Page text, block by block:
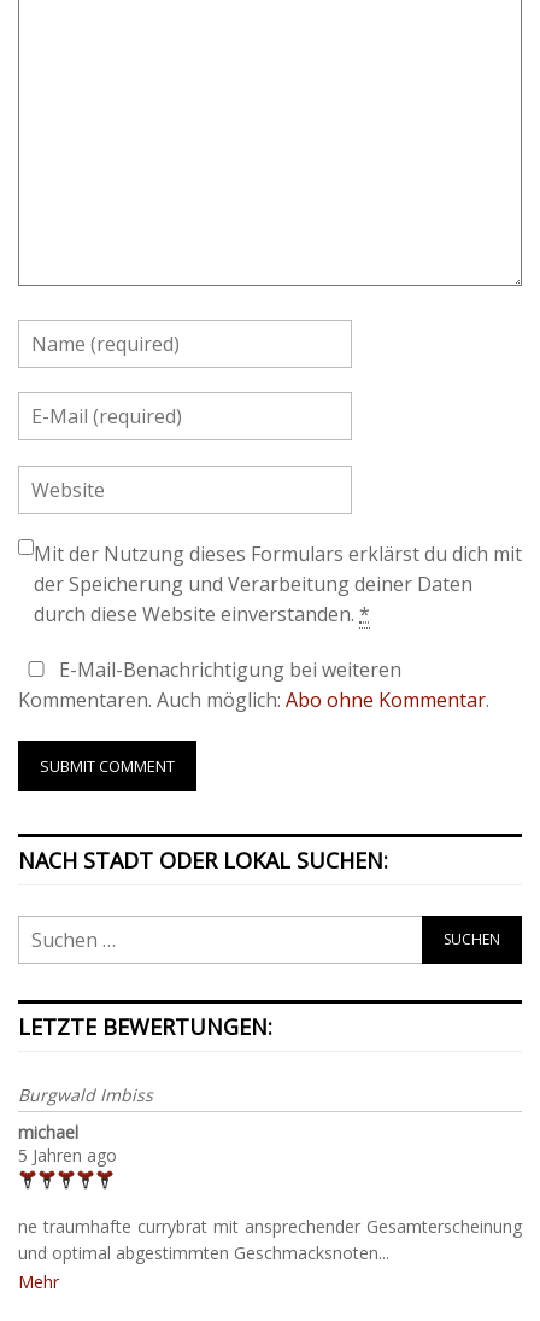
Mit der Nutzung dieses Formulars erklärst du dich mit
der Speicherung und Verarbeitung deiner Daten
durch diese Website einverstanden. *
E-Mail-Benachrichtigung bei weiteren
Kommentaren. Auch möglich: Abo ohne Kommentar.
NACH STADT ODER LOKAL SUCHEN:
LETZTE BEWERTUNGEN:
Burgwald Imbiss
michael
5 Jahren ago
ne traumhafte currybrat mit ansprechender Gesamterscheinung
und optimal abgestimmten Geschmacksnoten...
Mehr